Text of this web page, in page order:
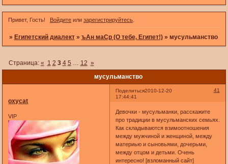
Привет, Гость! Войдитеили зарегистрируйтесь.
» Египетский диалект » ъАн маСр (О тебе, Египет!) » мусульманство
мусульманство
Страница: « 1 2 3 4 5 12 »
Поделиться 41
2010-12-20
17:44:41
oxycat
VIP
Девочки - мусульманки, расскажите
про традиции в мусульманских семьях.
Как складываются взимоотношения
между мужчиной и женщиной, между
материью и сыновьями, дочерьми,
между отцом и детьми. Очень
интересно! [взломанный сайт]